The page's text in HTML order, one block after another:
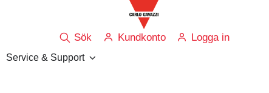
Sök Kundkonto Logga in
Service & Support